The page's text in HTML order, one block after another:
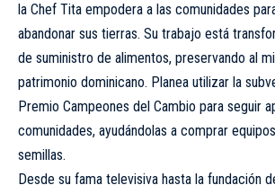
la Chef Tita empodera a las comunidades
abandonar sus tierras. Su trabajo está
de suministro de alimentos, preservando al
patrimonio dominicano. Planea utilizar la
Premio Campeones del Cambio para seguir
comunidades, ayudándolas a comprar
semillas.
Desde su fama televisiva hasta la fundación